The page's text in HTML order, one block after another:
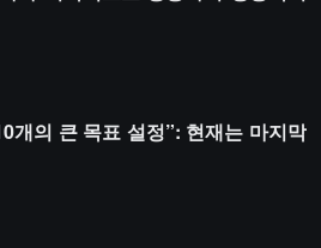
개의 큰 목표 설정”: 현재는 마지막